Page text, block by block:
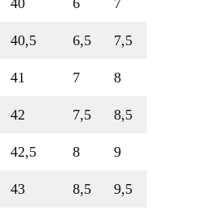
40 6 7
40,5 6,5 7,5
41 7 8
42 7,5 8,5
42,5 8 9
43 8,5 9,5